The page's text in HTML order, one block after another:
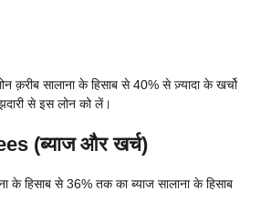
सालाना के हिसाब से 40% से ज़्यादा के खर्चो
से इस लोन को लें।
(ब्याज और खर्च)
हिसाब से 36% तक का ब्याज सालाना के हिसाब